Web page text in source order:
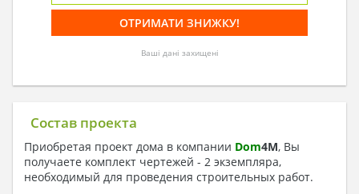
Ваші дані захищені
Состав проекта
Приобретая проект дома в компании Dom4M, Вы
получаете комплект чертежей - 2 экземпляра,
необходимый для проведения строительных работ.